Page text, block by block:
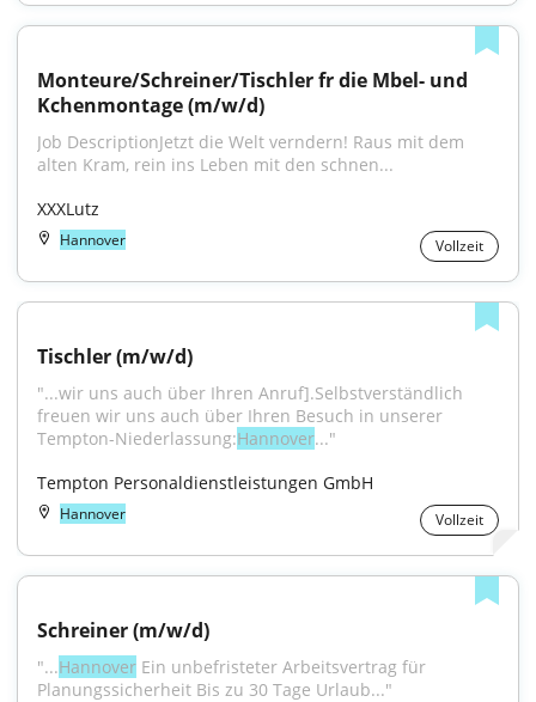
Monteure/Schreiner/Tischler fr die Mbel- und
Kchenmontage (m/w/d)
Job DescriptionJetzt die Welt verndern! Raus mit dem
alten Kram, rein ins Leben mit den schnen...
XXXLutz
Hannover Vollzeit
Tischler (m/w/d)
"...wir uns auch über Ihren Anruf].Selbstverständlich
freuen wir uns auch über Ihren Besuch in unserer
Tempton-Niederlassung:Hannover..."
Tempton Personaldienstleistungen GmbH
Hannover Vollzeit
Schreiner (m/w/d)
"...Hannover Ein unbefristeter Arbeitsvertrag für
Planungssicherheit Bis zu 30 Tage Urlaub..."